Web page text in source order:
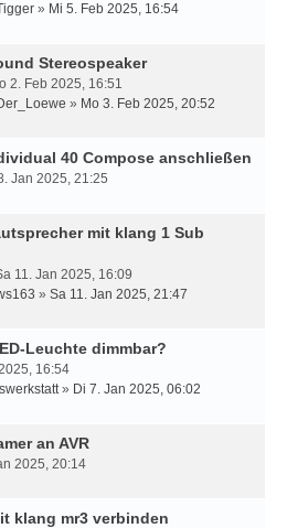
» Mi 5. Feb 2025, 16:54
Stereospeaker
2. Feb 2025, 16:51
» Mo 3. Feb 2025, 20:52
40 Compose anschließen
Jan 2025, 21:25
mit klang 1 Sub
11. Jan 2025, 16:09
» Sa 11. Jan 2025, 21:47
Leuchte dimmbar?
16:54
» Di 7. Jan 2025, 06:02
an AVR
2025, 20:14
klang mr3 verbinden